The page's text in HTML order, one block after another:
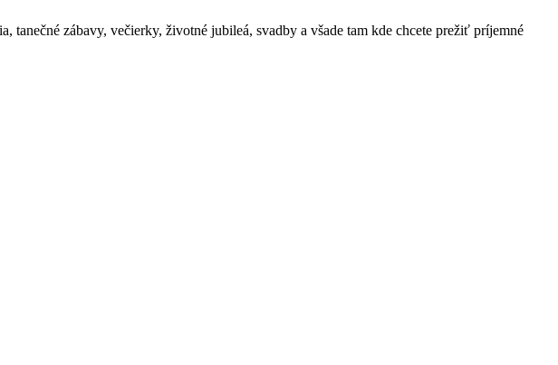
zábavy, večierky, životné jubileá, svadby a všade tam kde chcete prežiť príjemné